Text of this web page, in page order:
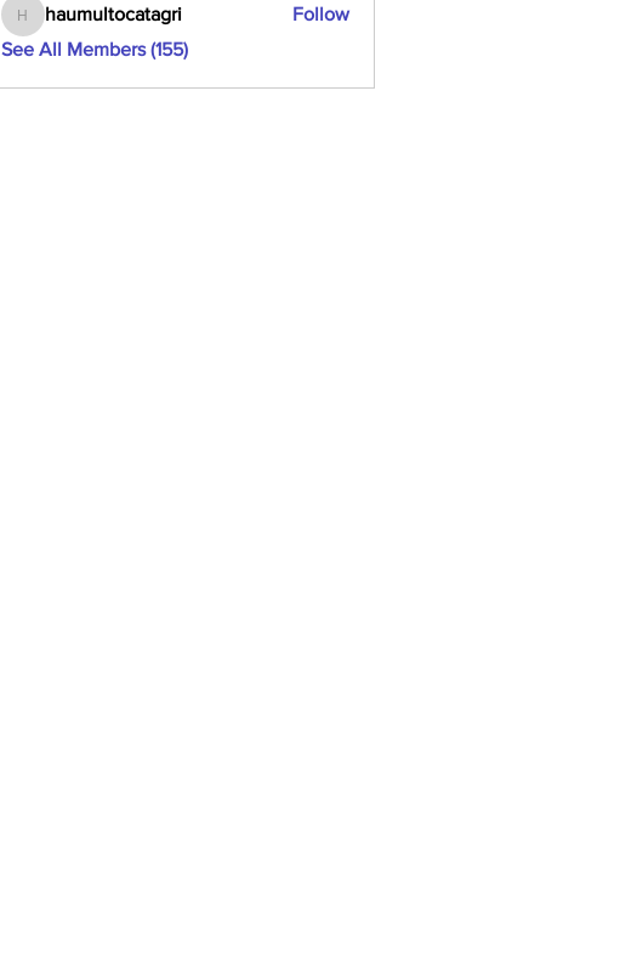
haumultocatagri
haumultocatagri
Follow
See All Members (155)